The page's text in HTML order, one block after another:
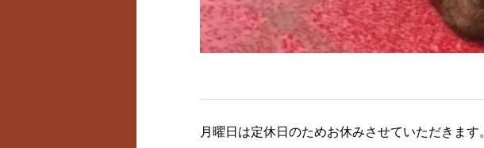
月曜日は定休日のためお休みさせていただきます。